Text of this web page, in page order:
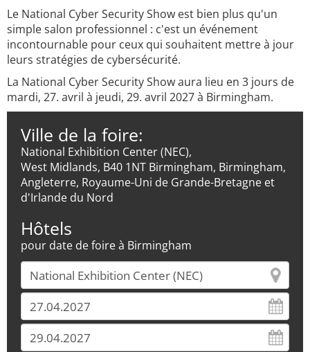
Le National Cyber Security Show est bien plus qu'un
simple salon professionnel : c'est un événement
incontournable pour ceux qui souhaitent mettre à jour
leurs stratégies de cybersécurité.
La National Cyber Security Show aura lieu en 3 jours de
mardi, 27. avril à jeudi, 29. avril 2027 à Birmingham.
Ville de la foire:
National Exhibition Center (NEC),
West Midlands, B40 1NT Birmingham, Birmingham,
Angleterre, Royaume-Uni de Grande-Bretagne et
d'Irlande du Nord
Hôtels
pour date de foire à Birmingham